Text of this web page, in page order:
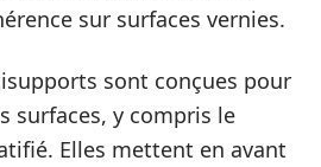
sur surfaces vernies.
sont conçues pour
surfaces, y compris le
Elles mettent en avant